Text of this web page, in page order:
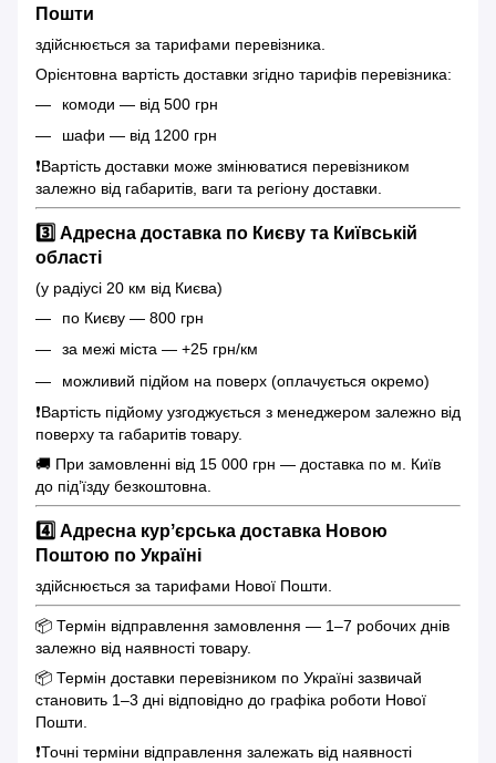
Пошти
здійснюється за тарифами перевізника.
Орієнтовна вартість доставки згідно тарифів перевізника:
комоди — від 500 грн
шафи — від 1200 грн
❗️Вартість доставки може змінюватися перевізником
залежно від габаритів, ваги та регіону доставки.
3️⃣ Адресна доставка по Києву та Київській
області
(у радіусі 20 км від Києва)
по Києву — 800 грн
за межі міста — +25 грн/км
можливий підйом на поверх (оплачується окремо)
❗️Вартість підйому узгоджується з менеджером залежно від
поверху та габаритів товару.
🚚 При замовленні від 15 000 грн — доставка по м. Київ
до під’їзду безкоштовна.
4️⃣ Адресна курʼєрська доставка Новою
Поштою по Україні
здійснюється за тарифами Нової Пошти.
📦 Термін відправлення замовлення — 1–7 робочих днів
залежно від наявності товару.
📦 Термін доставки перевізником по Україні зазвичай
становить 1–3 дні відповідно до графіка роботи Нової
Пошти.
❗️Точні терміни відправлення залежать від наявності